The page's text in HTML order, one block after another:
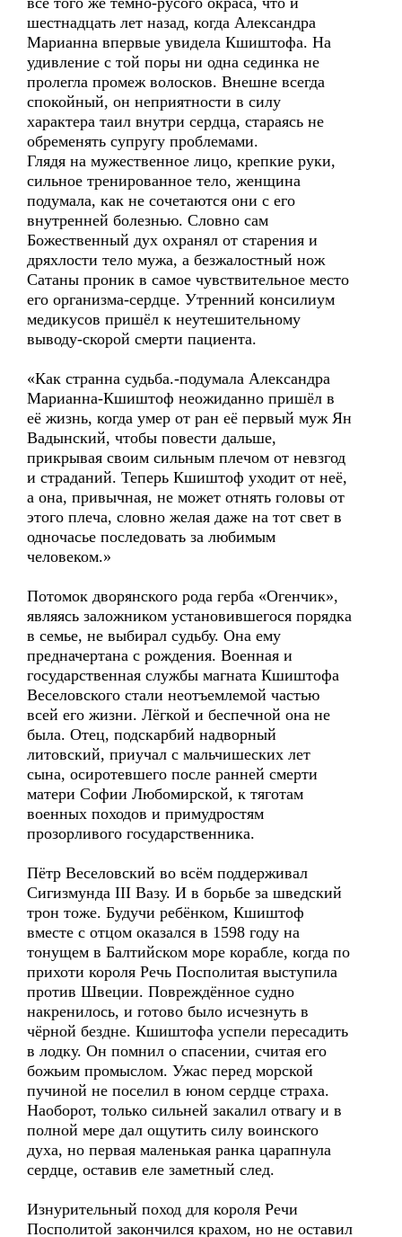
шестнадцать лет назад, когда Александра
Марианна впервые увидела Кшиштофа. На
удивление с той поры ни одна сединка не
пролегла промеж волосков. Внешне всегда
спокойный, он неприятности в силу
характера таил внутри сердца, стараясь не
обременять супругу проблемами.
Глядя на мужественное лицо, крепкие руки,
сильное тренированное тело, женщина
подумала, как не сочетаются они с его
внутренней болезнью. Словно сам
Божественный дух охранял от старения и
дряхлости тело мужа, а безжалостный нож
Сатаны проник в самое чувствительное место
его организма-сердце. Утренний консилиум
медикусов пришёл к неутешительному
выводу-скорой смерти пациента.
«Как странна судьба.-подумала Александра
Марианна-Кшиштоф неожиданно пришёл в
её жизнь, когда умер от ран её первый муж Ян
Вадынский, чтобы повести дальше,
прикрывая своим сильным плечом от невзгод
и страданий. Теперь Кшиштоф уходит от неё,
а она, привычная, не может отнять головы от
этого плеча, словно желая даже на тот свет в
одночасье последовать за любимым
человеком.»
Потомок дворянского рода герба «Огенчик»,
являясь заложником установившегося порядка
в семье, не выбирал судьбу. Она ему
предначертана с рождения. Военная и
государственная службы магната Кшиштофа
Веселовского стали неотъемлемой частью
всей его жизни. Лёгкой и беспечной она не
была. Отец, подскарбий надворный
литовский, приучал с мальчишеских лет
сына, осиротевшего после ранней смерти
матери Софии Любомирской, к тяготам
военных походов и примудростям
прозорливого государственника.
Пётр Веселовский во всём поддерживал
Сигизмунда III Вазу. И в борьбе за шведский
трон тоже. Будучи ребёнком, Кшиштоф
вместе с отцом оказался в 1598 году на
тонущем в Балтийском море корабле, когда по
прихоти короля Речь Посполитая выступила
против Швеции. Повреждённое судно
накренилось, и готово было исчезнуть в
чёрной бездне. Кшиштофа успели пересадить
в лодку. Он помнил о спасении, считая его
божьим промыслом. Ужас перед морской
пучиной не поселил в юном сердце страха.
Наоборот, только сильней закалил отвагу и в
полной мере дал ощутить силу воинского
духа, но первая маленькая ранка царапнула
сердце, оставив еле заметный след.
Изнурительный поход для короля Речи
Посполитой закончился крахом, но не оставил